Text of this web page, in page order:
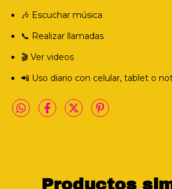
🎶 Escuchar música
📞 Realizar llamadas
🎬 Ver videos
📲 Uso diario con celular, tablet o
Productos